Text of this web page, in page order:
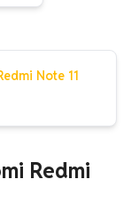
Note 11
Redmi